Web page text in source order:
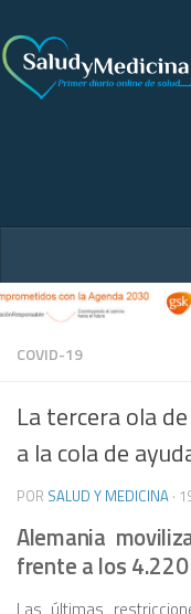
COVID-19
La tercera ola
a la cola de
POR SALUD Y MEDICINA ·
Alemania
frente a los